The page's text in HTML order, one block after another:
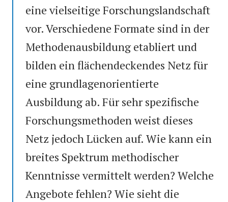
eine vielseitige Forschungslandschaft
vor. Verschiedene Formate sind in der
Methodenausbildung etabliert und
bilden ein flächendeckendes Netz für
eine grundlagenorientierte
Ausbildung ab. Für sehr spezifische
Forschungsmethoden weist dieses
Netz jedoch Lücken auf. Wie kann ein
breites Spektrum methodischer
Kenntnisse vermittelt werden? Welche
Angebote fehlen? Wie sieht die